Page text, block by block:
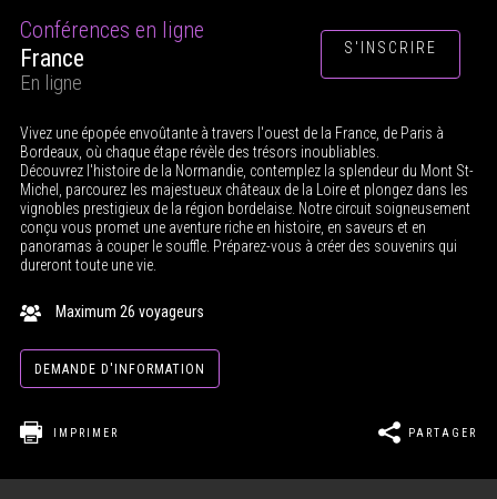
Conférences en ligne
France
En ligne
S'INSCRIRE
Vivez une épopée envoûtante à travers l'ouest de la France, de Paris à
Bordeaux, où chaque étape révèle des trésors inoubliables.
Découvrez l'histoire de la Normandie, contemplez la splendeur du Mont St-
Michel, parcourez les majestueux châteaux de la Loire et plongez dans les
vignobles prestigieux de la région bordelaise. Notre circuit soigneusement
conçu vous promet une aventure riche en histoire, en saveurs et en
panoramas à couper le souffle. Préparez-vous à créer des souvenirs qui
dureront toute une vie.
Maximum 26 voyageurs
DEMANDE D'INFORMATION
IMPRIMER PARTAGER